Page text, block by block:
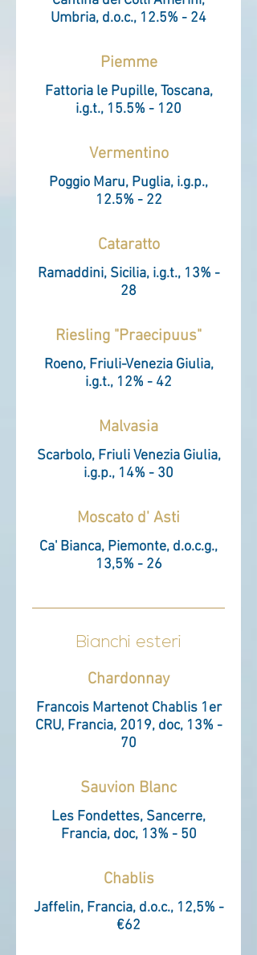
Umbria, d.o.c., 12.5% - 24
Piemme
Fattoria le Pupille, Toscana,
i.g.t., 15.5% - 120
Vermentino
Poggio Maru, Puglia, i.g.p.,
12.5% - 22
Cataratto
Ramaddini, Sicilia, i.g.t., 13% -
28
Riesling "Praecipuus"
Roeno, Friuli-Venezia Giulia,
i.g.t., 12% - 42
Malvasia
Scarbolo, Friuli Venezia Giulia,
i.g.p., 14% - 30
Moscato d' Asti
Ca' Bianca, Piemonte, d.o.c.g.,
13,5% - 26
Bianchi esteri
Chardonnay
Francois Martenot Chablis 1er
CRU, Francia, 2019, doc, 13% -
70
Sauvion Blanc
Les Fondettes, Sancerre,
Francia, doc, 13% - 50
Chablis
Jaffelin, Francia, d.o.c., 12,5% -
€62